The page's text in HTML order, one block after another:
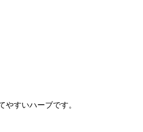
すいハーブです。